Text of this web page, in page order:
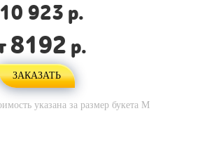
10 923 р.
8192 р.
ЗАКАЗАТЬ
указана за размер букета M